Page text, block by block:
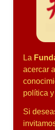
La
acercar a
política
Si